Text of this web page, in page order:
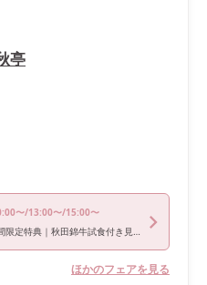
亭
〜/13:00〜/15:00〜
【リニューアル完成】期間限定特典｜秋田錦牛試食付き見学フェア
ほかのフェアを見る